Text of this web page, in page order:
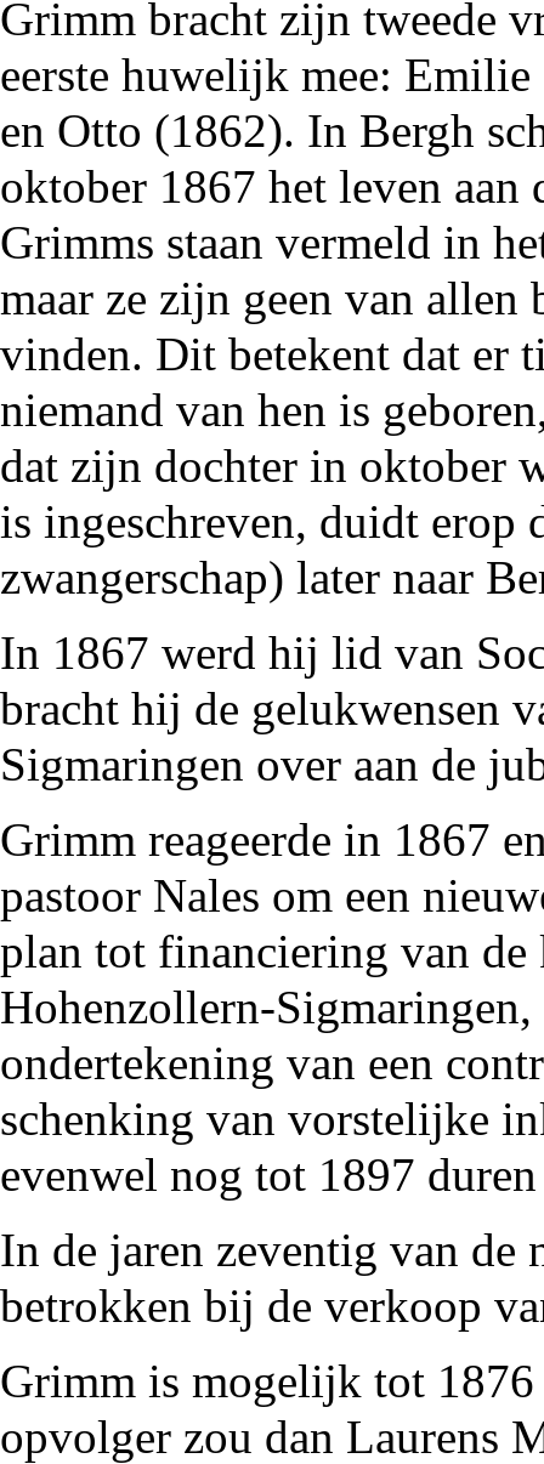
Grimm bracht zijn tweede
eerste huwelijk mee: Emilie
en Otto (1862). In Bergh
oktober 1867 het leven aan
Grimms staan vermeld in
maar ze zijn geen van
vinden. Dit betekent dat er
niemand van hen is
dat zijn dochter in oktober
is ingeschreven, duidt erop
zwangerschap) later naar
In 1867 werd hij lid van
bracht hij de gelukwensen
Sigmaringen over aan de
Grimm reageerde in 1867
pastoor Nales om een
plan tot financiering van
Hohenzollern-
ondertekening van een
schenking van vorstelijke
evenwel nog tot 1897
In de jaren zeventig van de
betrokken bij de verkoop
Grimm is mogelijk tot 1876
opvolger zou dan Laurens